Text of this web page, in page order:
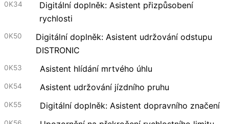
0K34
Digitální doplněk: Asistent přizpůsobení
rychlosti
0K50
Digitální doplněk: Asistent udržování odstupu
DISTRONIC
0K53 Asistent hlídání mrtvého úhlu
0K54 Asistent udržování jízdního pruhu
0K55 Digitální doplněk: Asistent dopravního značení